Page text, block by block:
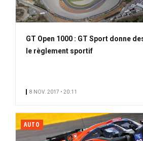
GT Open 1000 : GT Sport donne
le règlement sportif
8 NOV. 2017 • 20:11
AUTO